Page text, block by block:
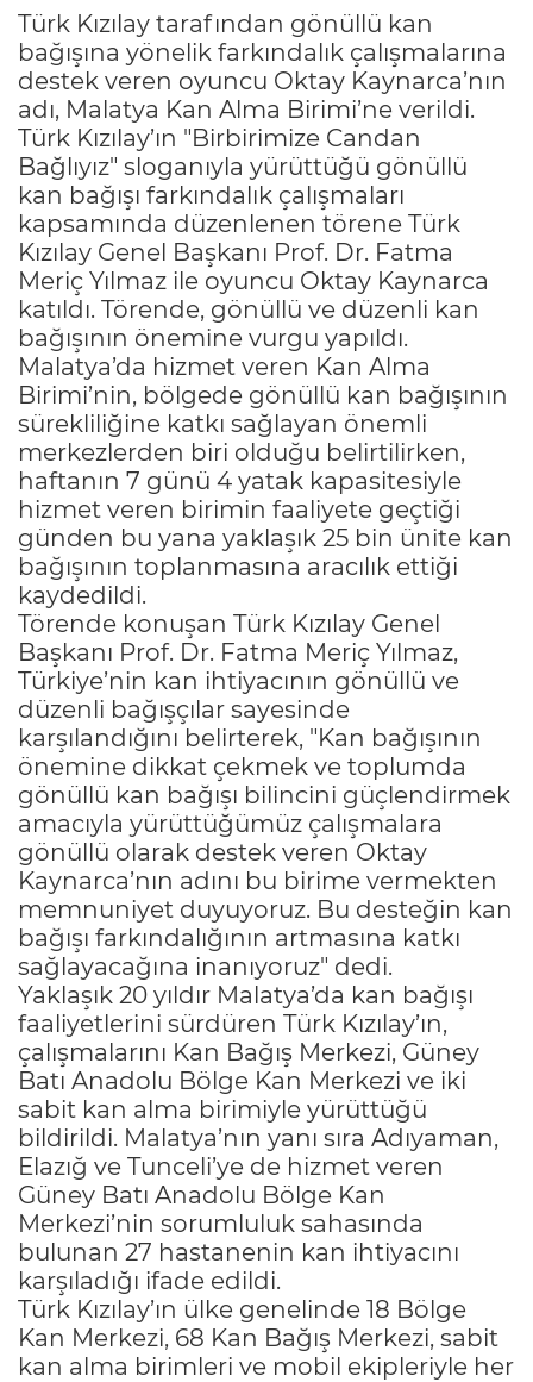
Türk Kızılay tarafından gönüllü kan
bağışına yönelik farkındalık çalışmalarına
destek veren oyuncu Oktay Kaynarca’nın
adı, Malatya Kan Alma Birimi’ne verildi.
Türk Kızılay’ın "Birbirimize Candan
Bağlıyız" sloganıyla yürüttüğü gönüllü
kan bağışı farkındalık çalışmaları
kapsamında düzenlenen törene Türk
Kızılay Genel Başkanı Prof. Dr. Fatma
Meriç Yılmaz ile oyuncu Oktay Kaynarca
katıldı. Törende, gönüllü ve düzenli kan
bağışının önemine vurgu yapıldı.
Malatya’da hizmet veren Kan Alma
Birimi’nin, bölgede gönüllü kan bağışının
sürekliliğine katkı sağlayan önemli
merkezlerden biri olduğu belirtilirken,
haftanın 7 günü 4 yatak kapasitesiyle
hizmet veren birimin faaliyete geçtiği
günden bu yana yaklaşık 25 bin ünite kan
bağışının toplanmasına aracılık ettiği
kaydedildi.
Törende konuşan Türk Kızılay Genel
Başkanı Prof. Dr. Fatma Meriç Yılmaz,
Türkiye’nin kan ihtiyacının gönüllü ve
düzenli bağışçılar sayesinde
karşılandığını belirterek, "Kan bağışının
önemine dikkat çekmek ve toplumda
gönüllü kan bağışı bilincini güçlendirmek
amacıyla yürüttüğümüz çalışmalara
gönüllü olarak destek veren Oktay
Kaynarca’nın adını bu birime vermekten
memnuniyet duyuyoruz. Bu desteğin kan
bağışı farkındalığının artmasına katkı
sağlayacağına inanıyoruz" dedi.
Yaklaşık 20 yıldır Malatya’da kan bağışı
faaliyetlerini sürdüren Türk Kızılay’ın,
çalışmalarını Kan Bağış Merkezi, Güney
Batı Anadolu Bölge Kan Merkezi ve iki
sabit kan alma birimiyle yürüttüğü
bildirildi. Malatya’nın yanı sıra Adıyaman,
Elazığ ve Tunceli’ye de hizmet veren
Güney Batı Anadolu Bölge Kan
Merkezi’nin sorumluluk sahasında
bulunan 27 hastanenin kan ihtiyacını
karşıladığı ifade edildi.
Türk Kızılay’ın ülke genelinde 18 Bölge
Kan Merkezi, 68 Kan Bağış Merkezi, sabit
kan alma birimleri ve mobil ekipleriyle her